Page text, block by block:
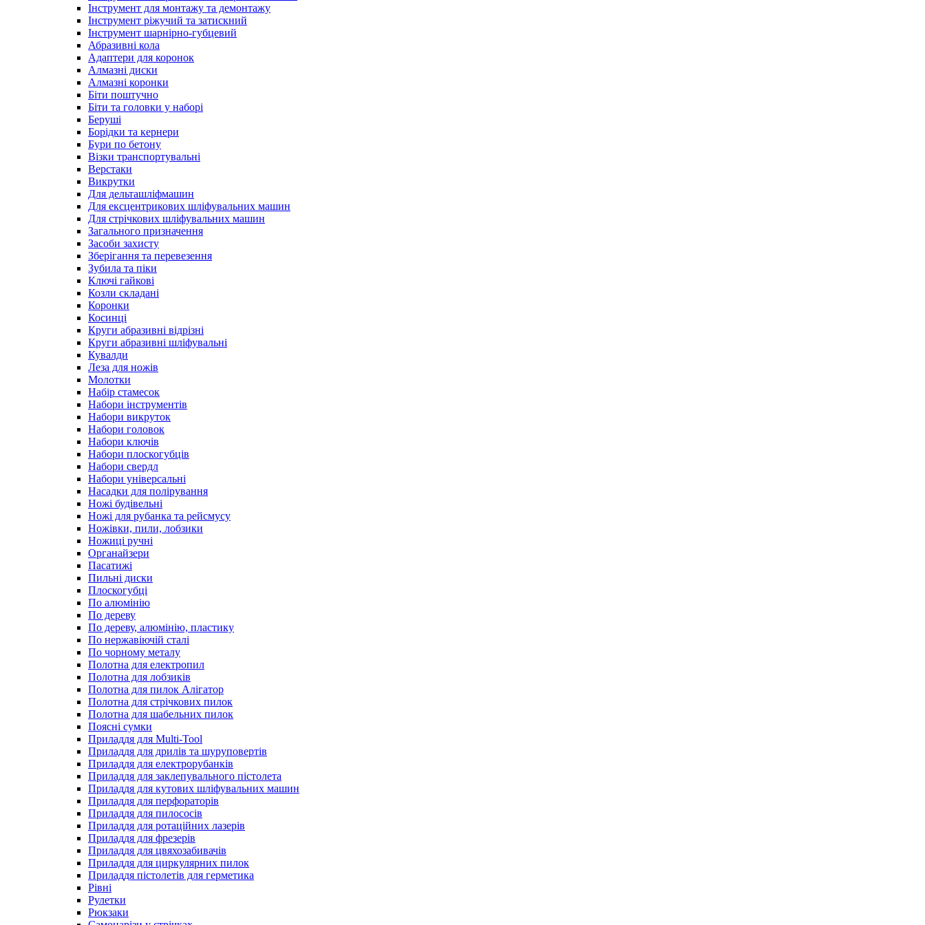
Інструмент для монтажу та демонтажу
Інструмент ріжучий та затискний
Інструмент шарнірно-губцевий
Абразивні кола
Адаптери для коронок
Алмазні диски
Алмазні коронки
Біти поштучно
Біти та головки у наборі
Беруші
Борідки та кернери
Бури по бетону
Візки транспортувальні
Верстаки
Викрутки
Для дельташліфмашин
Для ексцентрикових шліфувальних машин
Для стрічкових шліфувальних машин
Загального призначення
Засоби захисту
Зберігання та перевезення
Зубила та піки
Ключі гайкові
Козли складані
Коронки
Косинці
Круги абразивні відрізні
Круги абразивні шліфувальні
Кувалди
Леза для ножів
Молотки
Набір стамесок
Набори інструментів
Набори викруток
Набори головок
Набори ключів
Набори плоскогубців
Набори свердл
Набори універсальні
Насадки для полірування
Ножі будівельні
Ножі для рубанка та рейсмусу
Ножівки, пили, лобзики
Ножиці ручні
Органайзери
Пасатижі
Пильні диски
Плоскогубці
По алюмінію
По дереву
По дереву, алюмінію, пластику
По нержавіючій сталі
По чорному металу
Полотна для електропил
Полотна для лобзиків
Полотна для пилок Алігатор
Полотна для стрічкових пилок
Полотна для шабельних пилок
Поясні сумки
Приладдя для Multi-Tool
Приладдя для дрилів та шуруповертів
Приладдя для електрорубанків
Приладдя для заклепувального пістолета
Приладдя для кутових шліфувальних машин
Приладдя для перфораторів
Приладдя для пилососів
Приладдя для ротаційних лазерів
Приладдя для фрезерів
Приладдя для цвяхозабивачів
Приладдя для циркулярних пилок
Приладдя пістолетів для герметика
Рівні
Рулетки
Рюкзаки